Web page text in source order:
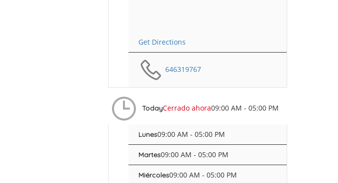
Get Directions
646319767
TodayCerrado ahora09:00 AM - 05:00 PM
Lunes09:00 AM - 05:00 PM
Martes09:00 AM - 05:00 PM
Miércoles09:00 AM - 05:00 PM